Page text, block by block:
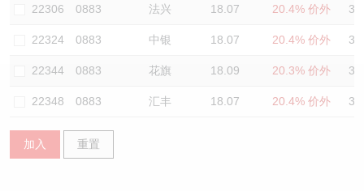
22306 0883 法兴 18.07 20.4% 价外
22324 0883 中银 18.07 20.4% 价外
22344 0883 花旗 18.09 20.3% 价外
22348 0883 汇丰 18.07 20.4% 价外
加入 重置
认股证/牛熊证日志
认股证文件及公告
牛熊证到期结算价查找
牛熊证分析仪
牛熊证文件及公告
中资ETFs溢价比较
AH 股价对照
ADR